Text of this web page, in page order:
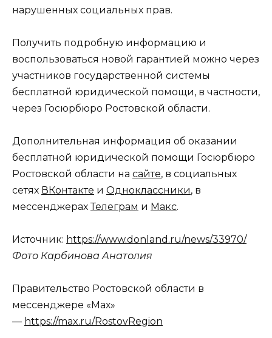
нарушенных социальных прав.
Получить подробную информацию и
воспользоваться новой гарантией можно через
участников государственной системы
бесплатной юридической помощи, в частности,
через Госюрбюро Ростовской области.
Дополнительная информация об оказании
бесплатной юридической помощи Госюрбюро
Ростовской области на сайте, в социальных
сетях ВКонтакте и Одноклассники, в
мессенджерахТелеграм и Макс.
Источник: https://www.donland.ru/news/33970/
Фото Карбинова Анатолия
Правительство Ростовской области в
мессенджере «Мах»
— https://max.ru/RostovRegion